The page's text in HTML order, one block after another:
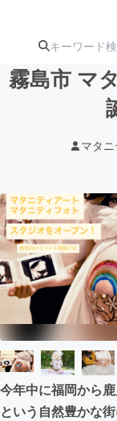
ターン
アー
テクノ
映像・
ビジ
まちづ
霧島市 マ
マタ
今年中に福岡から
という自然豊かな